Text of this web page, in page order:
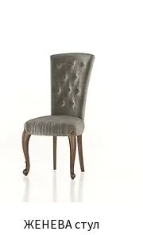
Быстрый просмотр
ЖЕНЕВА стул